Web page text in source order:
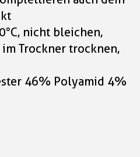
nicht bleichen,
Trockner trocknen,
46% Polyamid 4%